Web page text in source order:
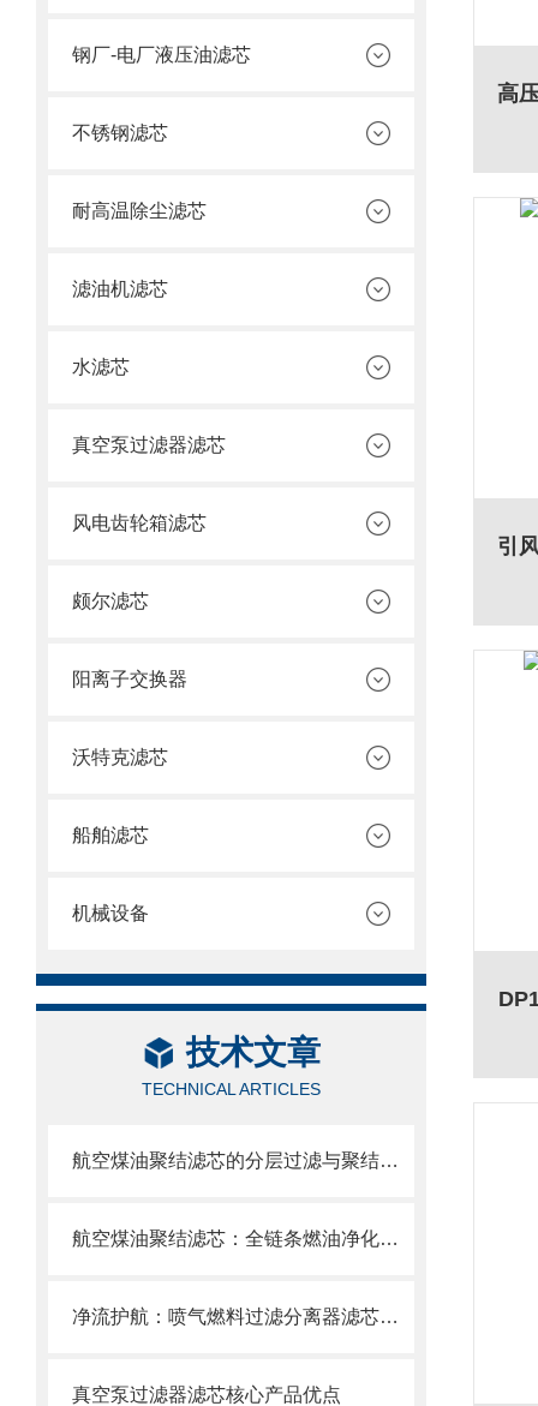
钢厂-电厂液压油滤芯
不锈钢滤芯
耐高温除尘滤芯
滤油机滤芯
水滤芯
真空泵过滤器滤芯
风电齿轮箱滤芯
颇尔滤芯
阳离子交换器
沃特克滤芯
船舶滤芯
机械设备
技术文章
TECHNICAL ARTICLES
航空煤油聚结滤芯的分层过滤与聚结分离原理
航空煤油聚结滤芯：全链条燃油净化的关键配套
净流护航：喷气燃料过滤分离器滤芯的使用目的
真空泵过滤器滤芯核心产品优点